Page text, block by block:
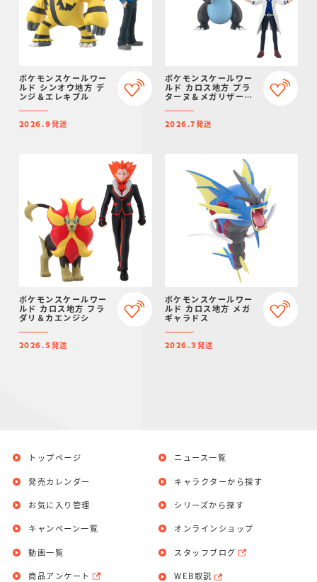
ポケモンスケールワー
ルド シンオウ地方 デ
ンジ＆エレキブル
2026.9発送
ポケモンスケールワー
ルド カロス地方 プラ
ターヌ＆メガリザード
2026.7発送
ポケモンスケールワー
ルド カロス地方 フラ
ダリ＆カエンジシ
2026.5 発送
ポケモンスケールワー
ルド カロス地方 メガ
ギャラドス
2026.3 発送
トップページ
発売カレンダー
お気に入り管理
ニュース一覧
キャラクターから探す
シリーズから探す
キャンペーン一覧
動画一覧
商品アンケート
オンラインショップ
スタッフブログ
WEB取説